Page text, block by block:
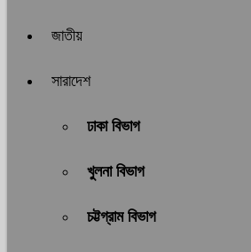
জাতীয়
সারাদেশ
ঢাকা বিভাগ
খুলনা বিভাগ
চট্টগ্রাম বিভাগ